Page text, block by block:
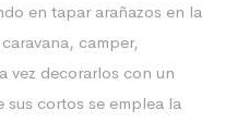
en tapar arañazos en la
camper,
vez decorarlos con un
sus cortos se emplea la